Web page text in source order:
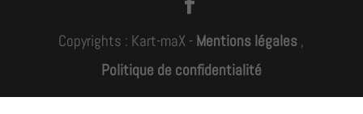
Copyrights : Kart-maX - Mentions légales ,
Politique de confidentialité